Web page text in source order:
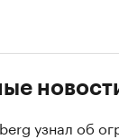
узнал об